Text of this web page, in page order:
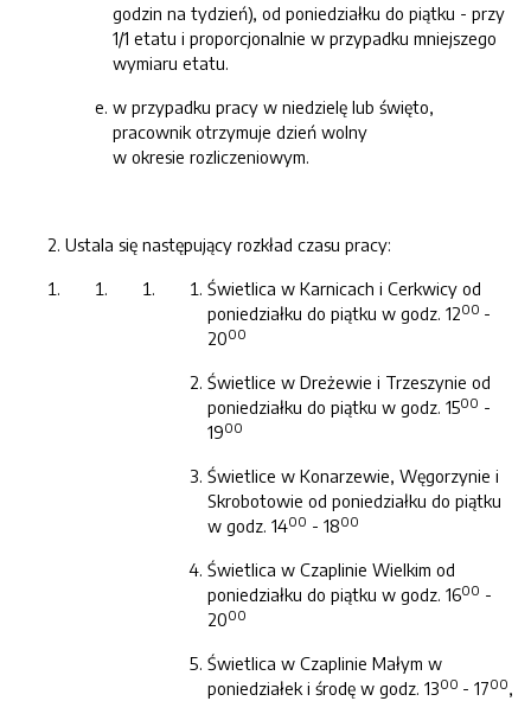
godzin na tydzień), od poniedziałku do piątku - przy
1/1 etatu i proporcjonalnie w przypadku mniejszego
wymiaru etatu.
w przypadku pracy w niedzielę lub święto,
pracownik otrzymuje dzień wolny
w okresie rozliczeniowym.
Ustala się następujący rozkład czasu pracy:
Świetlica w Karnicach i Cerkwicy od
poniedziałku do piątku w godz. 1200 -
2000
Świetlice w Dreżewie i Trzeszynie od
poniedziałku do piątku w godz. 1500 -
1900
Świetlice w Konarzewie, Węgorzynie i
Skrobotowie od poniedziałku do piątku
w godz. 1400 - 1800
Świetlica w Czaplinie Wielkim od
poniedziałku do piątku w godz. 1600 -
2000
Świetlica w Czaplinie Małym w
poniedziałek i środę w godz. 1300 - 1700,